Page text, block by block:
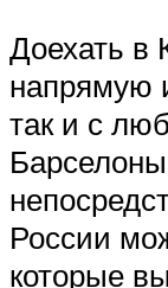
Доехать в
напрямую
так и с
России
которые